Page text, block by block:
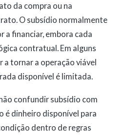
da compra ou na
O subsídio normalmente
a financiar, embora cada
contratual. Em alguns
a tornar a operação viável
disponível é limitada.
confundir subsídio com
é dinheiro disponível para
dentro de regras